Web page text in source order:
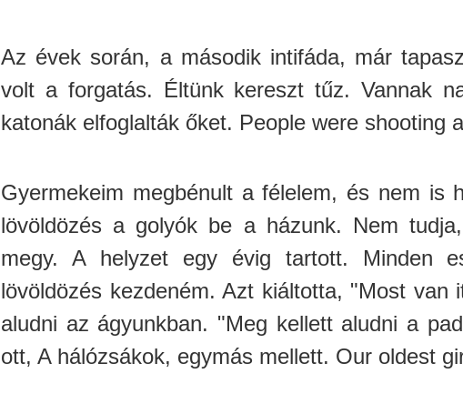
Az évek során, a második intifáda, már
volt a forgatás. Éltünk kereszt tűz. Vannak
katonák elfoglalták őket. People were shooting
Gyermekeim megbénult a félelem, és nem is
lövöldözés a golyók be a házunk. Nem
megy. A helyzet egy évig tartott. Minden
lövöldözés kezdeném. Azt kiáltotta, "Most
aludni az ágyunkban. "Meg kellett aludni a
ott, A hálózsákok, egymás mellett. Our oldest